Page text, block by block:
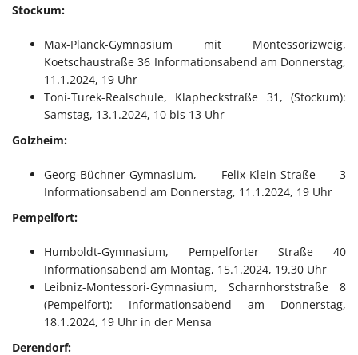
Stockum:
Max-Planck-Gymnasium mit Montessorizweig,
Koetschaustraße 36 Informationsabend am Donnerstag,
11.1.2024, 19 Uhr
Toni-Turek-Realschule, Klapheckstraße 31, (Stockum):
Samstag, 13.1.2024, 10 bis 13 Uhr
Golzheim:
Georg-Büchner-Gymnasium, Felix-Klein-Straße 3
Informationsabend am Donnerstag, 11.1.2024, 19 Uhr
Pempelfort:
Humboldt-Gymnasium, Pempelforter Straße 40
Informationsabend am Montag, 15.1.2024, 19.30 Uhr
Leibniz-Montessori-Gymnasium, Scharnhorststraße 8
(Pempelfort): Informationsabend am Donnerstag,
18.1.2024, 19 Uhr in der Mensa
Derendorf: